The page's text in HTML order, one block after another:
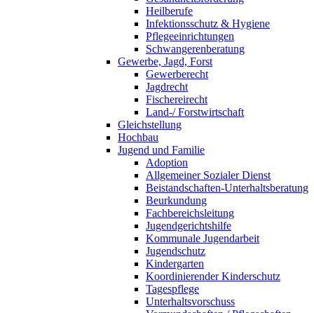
Heilberufe
Infektionsschutz & Hygiene
Pflegeeinrichtungen
Schwangerenberatung
Gewerbe, Jagd, Forst
Gewerberecht
Jagdrecht
Fischereirecht
Land-/ Forstwirtschaft
Gleichstellung
Hochbau
Jugend und Familie
Adoption
Allgemeiner Sozialer Dienst
Beistandschaften-Unterhaltsberatung
Beurkundung
Fachbereichsleitung
Jugendgerichtshilfe
Kommunale Jugendarbeit
Jugendschutz
Kindergarten
Koordinierender Kinderschutz
Tagespflege
Unterhaltsvorschuss